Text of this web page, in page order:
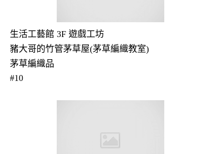
生活工藝館 3F 遊戲工坊
豬大哥的竹管茅草屋(茅草編織教室)
茅草編織品
#10